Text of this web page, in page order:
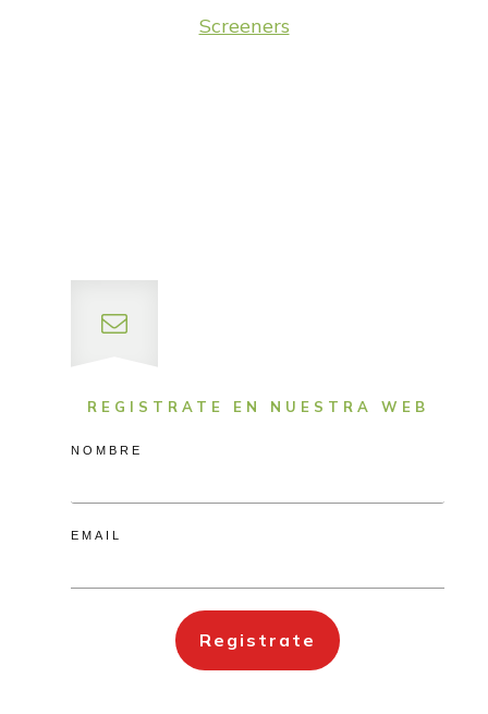
Screeners
REGISTRATE EN NUESTRA WEB
NOMBRE
EMAIL
Registrate